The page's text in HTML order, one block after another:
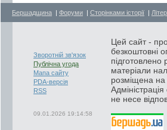
Бершадщина | Форуми | Сторінками історії |
Зворотній зв'язок
Публічна угода
Мапа сайту
PDA-версія
RSS
09.01.2026 19:14:58
Цей сайт -
безкоштовні
підготовлено
матеріали
розміщена на
Адміністрація
не несе